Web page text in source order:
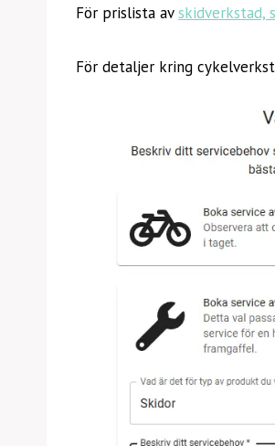
För prislista avskidverkstad,
För detaljer kring